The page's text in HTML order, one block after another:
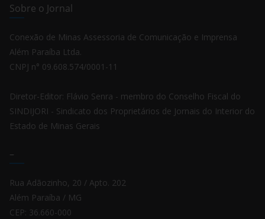
Sobre o Jornal
Conexão de Minas Assessoria de Comunicação e Imprensa
Além Paraíba Ltda.
CNPJ n° 09.608.574/0001-11
Diretor-Editor: Flávio Senra - membro do Conselho Fiscal do
SINDIJORI - Sindicato dos Proprietários de Jornais do Interior do
Estado de Minas Gerais
–
Rua Adãozinho, 20 / Apto. 202
Além Paraíba / MG
CEP: 36.660-000